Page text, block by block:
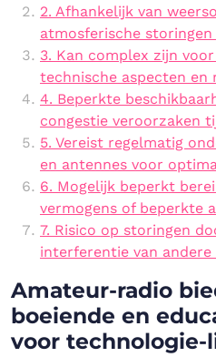
2. Afhankelijk van
atmosferische
3. Kan complex zijn
technische aspecten en
4. Beperkte
congestie veroorzaken
5. Vereist regelmatig
en antennes voor
6. Mogelijk beperkt
vermogens of beperkte
7. Risico op storingen
interferentie van
Amateur-radio
boeiende en
voor technologie-